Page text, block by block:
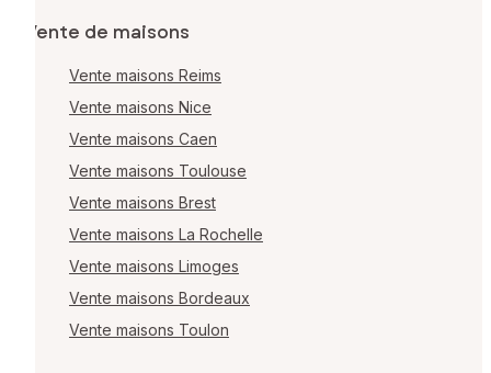
Vente de maisons
Vente maisons Reims
Vente maisons Nice
Vente maisons Caen
Vente maisons Toulouse
Vente maisons Brest
Vente maisons La Rochelle
Vente maisons Limoges
Vente maisons Bordeaux
Vente maisons Toulon